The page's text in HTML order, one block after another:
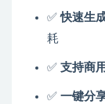
✅快速生
耗
✅ 支持商
✅ 一键分